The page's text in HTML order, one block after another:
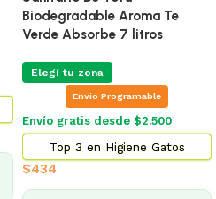
Biodegradable Aroma Te
Verde Absorbe 7 litros
Elegí tu zona
Envio Programable
Envío gratis desde $2.500
Top 3 en Higiene Gatos
$434